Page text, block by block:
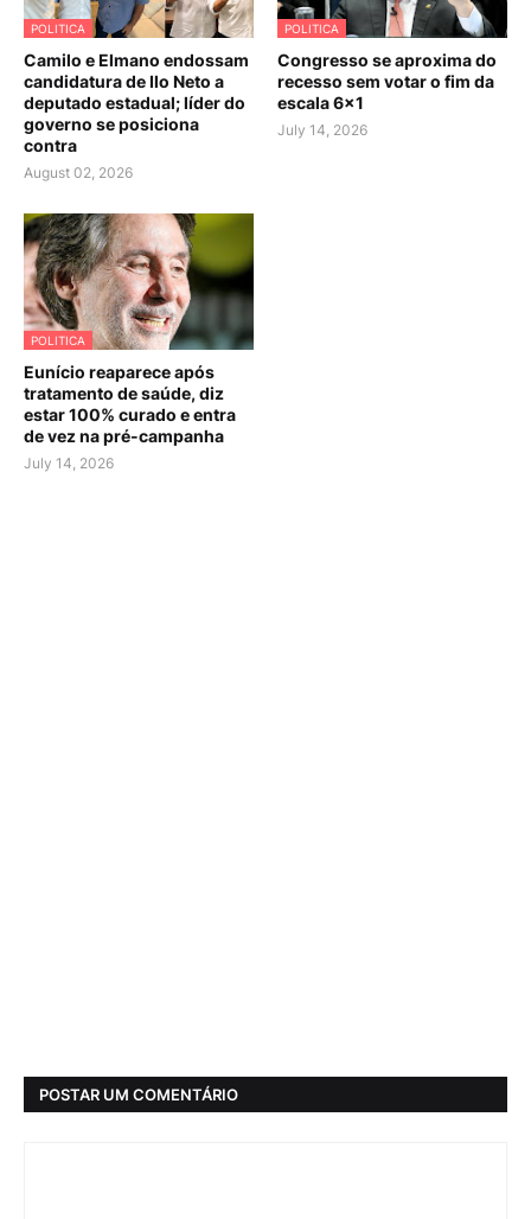
POLITICA
Camilo e Elmano endossam
candidatura de Ilo Neto a
deputado estadual; líder do
governo se posiciona
contra
August 02, 2026
POLITICA
Congresso se aproxima do
recesso sem votar o fim da
escala 6×1
July 14, 2026
POLITICA
Eunício reaparece após
tratamento de saúde, diz
estar 100% curado e entra
de vez na pré-campanha
July 14, 2026
POSTAR UM COMENTÁRIO